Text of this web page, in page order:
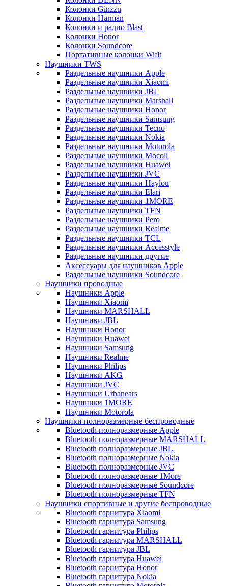
Колонки Ginzzu
Колонки Harman
Колонки и радио Blast
Колонки Honor
Колонки Soundcore
Портативные колонки Wifit
Наушники TWS
Раздельные наушники Apple
Раздельные наушники Xiaomi
Раздельные наушники JBL
Раздельные наушники Marshall
Раздельные наушники Honor
Раздельные наушники Samsung
Раздельные наушники Tecno
Раздельные наушники Nokia
Раздельные наушники Motorola
Раздельные наушники Mocoll
Раздельные наушники Huawei
Раздельные наушники JVC
Раздельные наушники Haylou
Раздельные наушники Elari
Раздельные наушники 1MORE
Раздельные наушники TFN
Раздельные наушники Pero
Раздельные наушники Realme
Раздельные наушники TCL
Раздельные наушники Accesstyle
Раздельные наушники другие
Аксессуары для наушников Apple
Раздельные наушники Soundcore
Наушники проводные
Наушники Apple
Наушники Xiaomi
Наушники MARSHALL
Наушники JBL
Наушники Honor
Наушники Huawei
Наушники Samsung
Наушники Realme
Наушники Philips
Наушники AKG
Наушники JVC
Наушники Urbanears
Наушники 1MORE
Наушники Motorola
Наушники полноразмерные беспроводные
Bluetooth полноразмерные Apple
Bluetooth полноразмерные MARSHALL
Bluetooth полноразмерные JBL
Bluetooth полноразмерные Nokia
Bluetooth полноразмерные JVC
Bluetooth полноразмерные 1More
Bluetooth полноразмерные Soundcore
Bluetooth полноразмерные TFN
Наушники спортивные и другие беспроводные
Bluetooth гарнитура Xiaomi
Bluetooth гарнитура Samsung
Bluetooth гарнитура Philips
Bluetooth гарнитура MARSHALL
Bluetooth гарнитура JBL
Bluetooth гарнитура Huawei
Bluetooth гарнитура Honor
Bluetooth гарнитура Nokia